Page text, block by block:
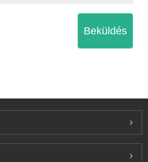
Beküldés